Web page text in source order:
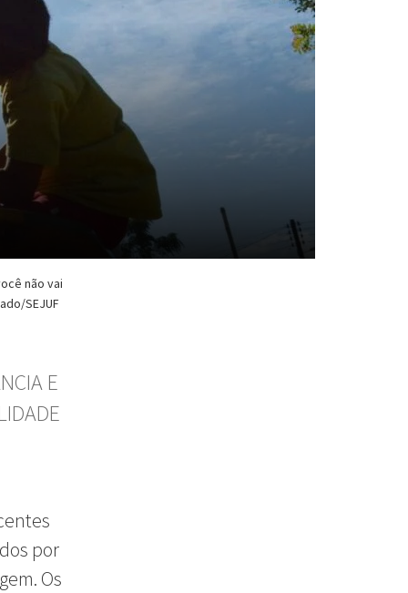
não vai
SEJUF
E
por
Os